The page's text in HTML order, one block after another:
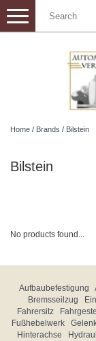
Toggle
navigation
Home / Brands / Bilstein
Bilstein
No products found...
Aufbaubefestigung
Bremsseilzug
Fahrersitz
Fußhebelwerk
Hinterachse